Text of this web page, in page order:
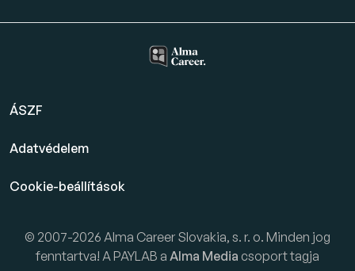
ÁSZF
Adatvédelem
Cookie-beállítások
© 2007-2026 Alma Career Slovakia, s. r. o. Minden jog
fenntartva! A PAYLAB a Alma Media csoport tagja